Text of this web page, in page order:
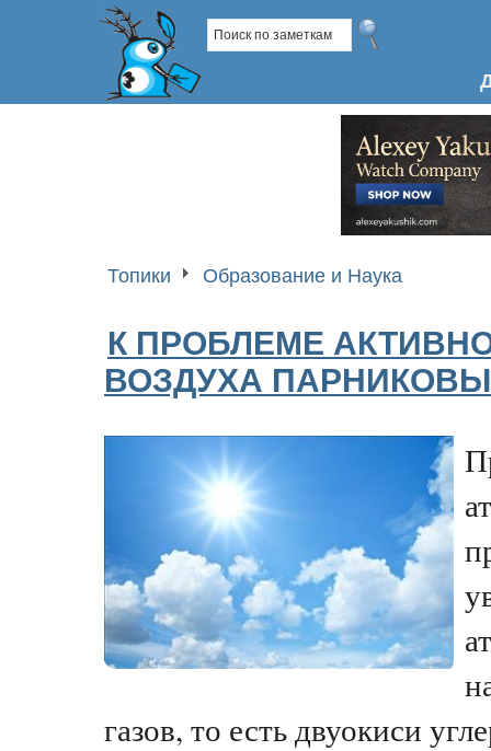
Топики Образование и Наука
К ПРОБЛЕМЕ
ВОЗДУХА
газов, то есть двуокиси